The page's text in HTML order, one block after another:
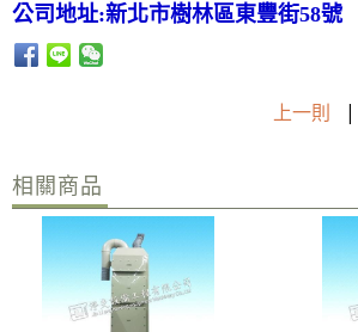
公司地址:新北市樹林區東豐街58號
上一則 |
相關商品